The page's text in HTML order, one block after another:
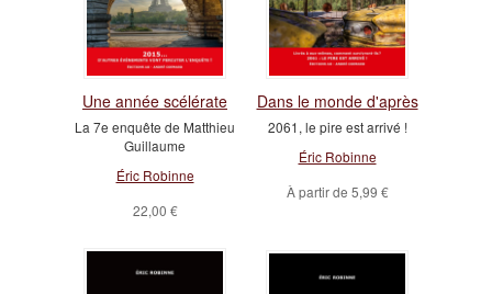
Une année scélérate
La 7e enquête de Matthieu
Guillaume
Éric Robinne
22,00 €
Dans le monde d'après
2061, le pire est arrivé !
Éric Robinne
À partir de 5,99 €